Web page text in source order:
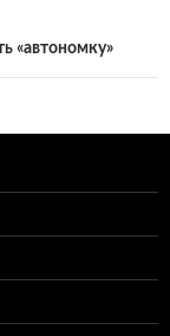
«автономку»